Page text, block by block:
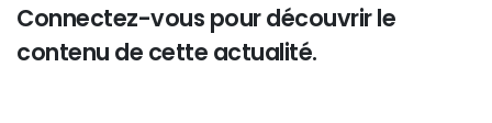
Connectez-vous pour découvrir le
contenu de cette actualité.